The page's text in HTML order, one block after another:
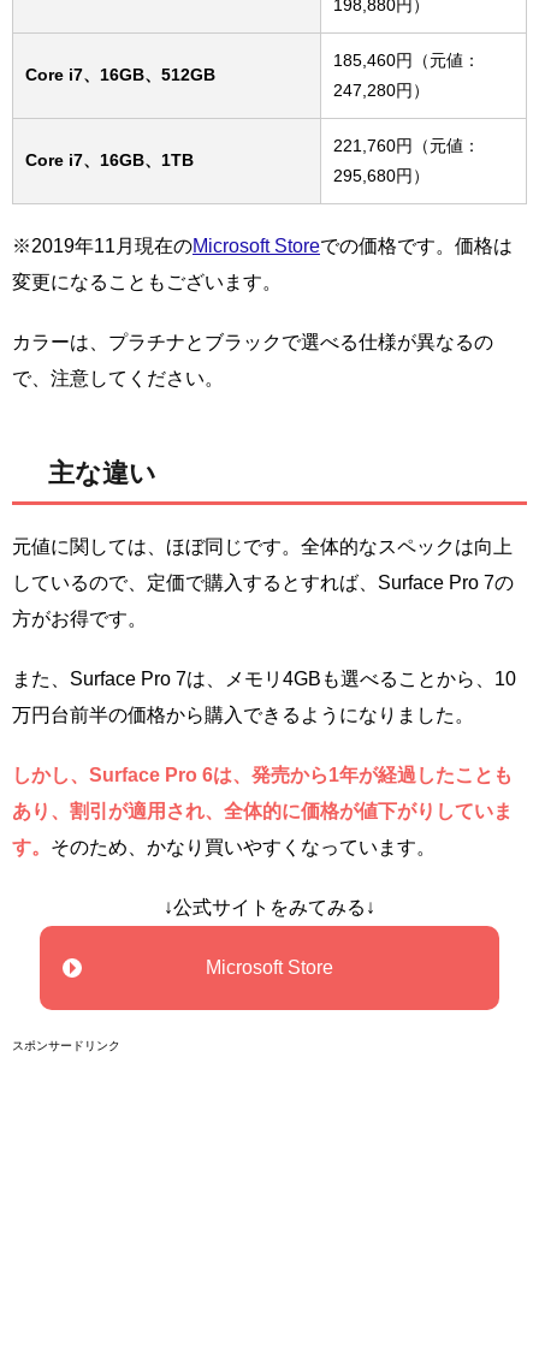
198,880円）
Core i7、16GB、512GB
185,460円（元値：
247,280円）
Core i7、16GB、1TB
221,760円（元値：
295,680円）
※2019年11月現在のMicrosoft Storeでの価格です。価格は
変更になることもございます。
カラーは、プラチナとブラックで選べる仕様が異なるの
で、注意してください。
主な違い
元値に関しては、ほぼ同じです。全体的なスペックは向上
しているので、定価で購入するとすれば、Surface Pro 7の
方がお得です。
また、Surface Pro 7は、メモリ4GBも選べることから、10
万円台前半の価格から購入できるようになりました。
しかし、Surface Pro 6は、発売から1年が経過したことも
あり、割引が適用され、全体的に価格が値下がりしていま
す。 そのため、かなり買いやすくなっています。
↓公式サイトをみてみる↓
Microsoft Store
スポンサードリンク